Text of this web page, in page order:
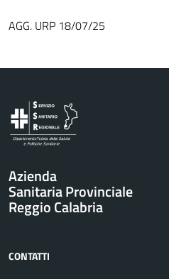
AGG. URP 18/07/25
Azienda
Sanitaria Provinciale
Reggio Calabria
CONTATTI